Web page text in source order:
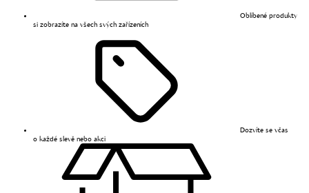
Oblíbené produkty
si zobrazíte na všech svých zařízeních
Dozvíte se včas
o každé slevě nebo akci